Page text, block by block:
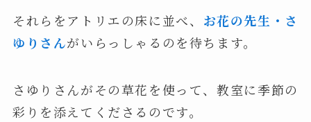
それらをアトリエの床に並べ、 お花の先生・さ
ゆりさんがいらっしゃるのを待ちます。
さゆりさんがその草花を使って、教室に季節の
彩りを添えてくださるのです。